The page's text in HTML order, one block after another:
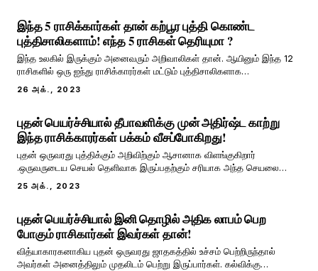
இந்த 5 ராசிக்கார்கள் தான் கற்பூர புத்தி கொண்ட
புத்திசாலிகளாம்! எந்த 5 ராசிகள் தெரியுமா ?
இந்த உலகில் இருக்கும் அனைவரும் அறிவாலிகள் தான். ஆயினும் இந்த 12
ராசிகளில் ஒரு ஐந்து ராசிக்காரர்கள் மட்டும் புத்திசாலிகளாக
இருப்பார்களாம். அப்படி எந்த ஐந்து ராசிகளுக்கு புத்திசாலித்தனம் அதிகம்
இருக்கும் என்பதை காண இருக்கிறோம். புத்திசாலித்தனம் என்பது
26 அக்., 2023
புதன் பெயர்ச்சியால் தீபாவளிக்கு முன் அதிர்ஷ்ட காற்று
இந்த ராசிக்காரர்கள் பக்கம் வீசப்போகிறது!
புதன் ஒருவரது புத்திக்கும் அறிவிற்கும் ஆசானாக விளங்குகிறார்
.ஒருவருடைய செயல் தெளிவாக இருப்பதற்கும் சரியாக அந்த செயலை
செய்வதற்கும் காரணமாக இருப்பவர் புதன் ஆவார். ஒருவருக்கு ஜாதகத்தில்
புதன் உச்சம் பெற்றிருந்தால் அவர் ஞானியாகவும் அறிவாளியாகவும்
25 அக்., 2023
புதன் பெயர்ச்சியால் இனி தொழில் அதிக லாபம் பெற
போகும் ராசிகார்கள் இவர்கள் தான்!
வித்யாகாரகனாகிய புதன் ஒருவரது ஜாதகத்தில் உச்சம் பெற்றிருந்தால்
அவர்கள் அனைத்திலும் முதலிடம் பெற்று இருப்பார்கள். கல்விக்கு